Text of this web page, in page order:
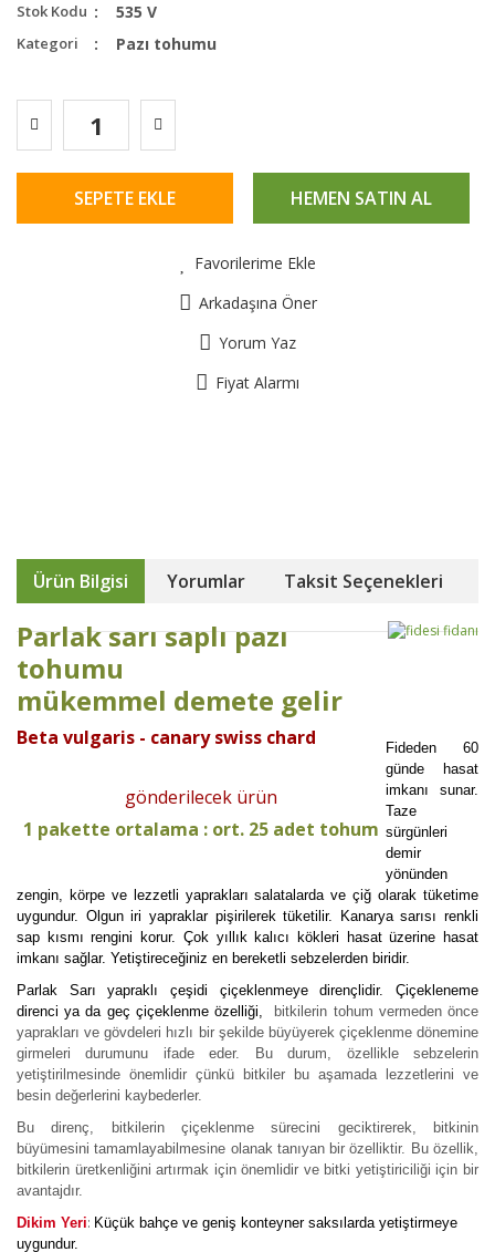
Stok Kodu 535 V
Kategori Pazı tohumu
SEPETE EKLE HEMEN SATIN AL
Favorilerime Ekle
Arkadaşına Öner
Yorum Yaz
Fiyat Alarmı
Ürün Bilgisi Yorumlar Taksit Seçenekleri
Parlak sarı saplı pazı
tohumu
mükemmel demete gelir
Beta vulgaris - canary swiss chard
gönderilecek ürün
1 pakette ortalama : ort. 25 adet tohum
Fideden 60
günde hasat
imkanı sunar.
Taze
sürgünleri
demir
yönünden
zengin, körpe ve lezzetli yaprakları salatalarda ve çiğ olarak tüketime
uygundur. Olgun iri yapraklar pişirilerek tüketilir. Kanarya sarısı renkli
sap kısmı rengini korur. Çok yıllık kalıcı kökleri hasat üzerine hasat
imkanı sağlar. Yetiştireceğiniz en bereketli sebzelerden biridir.
Parlak Sarı yapraklı çeşidi çiçeklenmeye dirençlidir. Çiçekleneme
direnci ya da geç çiçeklenme özelliği,
bitkilerin tohum vermeden önce
yaprakları ve gövdeleri hızlı bir şekilde büyüyerek çiçeklenme dönemine
girmeleri durumunu ifade eder. Bu durum, özellikle sebzelerin
yetiştirilmesinde önemlidir çünkü bitkiler bu aşamada lezzetlerini ve
besin değerlerini kaybederler.
Bu direnç, bitkilerin çiçeklenme sürecini geciktirerek, bitkinin
büyümesini tamamlayabilmesine olanak tanıyan bir özelliktir. Bu özellik,
bitkilerin üretkenliğini artırmak için önemlidir ve bitki yetiştiriciliği için bir
avantajdır.
Dikim Yeri: Küçük bahçe ve geniş konteyner saksılarda yetiştirmeye
uygundur.